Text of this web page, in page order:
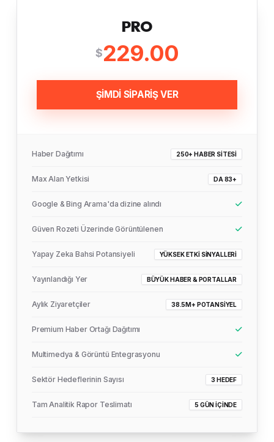
PRO
$229.00
ŞİMDİ SİPARİŞ VER
Haber Dağıtımı 250+ HABER SITESI
Max Alan Yetkisi DA 83+
Google & Bing Arama'da dizine alındı
Güven Rozeti Üzerinde Görüntülenen
Yapay Zeka Bahsi Potansiyeli YÜKSEK ETKI SINYALLERI
Yayınlandığı Yer BÜYÜK HABER & PORTALLAR
Aylık Ziyaretçiler 38.5M+ POTANSIYEL
Premium Haber Ortağı Dağıtımı
Multimedya & Görüntü Entegrasyonu
Sektör Hedeflerinin Sayısı 3 HEDEF
Tam Analitik Rapor Teslimatı 5 GÜN İÇINDE